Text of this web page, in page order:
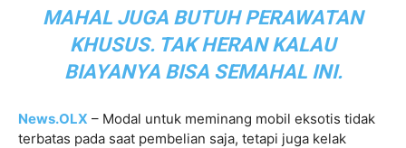
MAHAL JUGA BUTUH PERAWATAN
KHUSUS. TAK HERAN KALAU
BIAYANYA BISA SEMAHAL INI.
News.OLX – Modal untuk meminang mobil eksotis tidak
terbatas pada saat pembelian saja, tetapi juga kelak